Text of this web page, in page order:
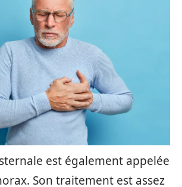
est également appelée
Son traitement est assez